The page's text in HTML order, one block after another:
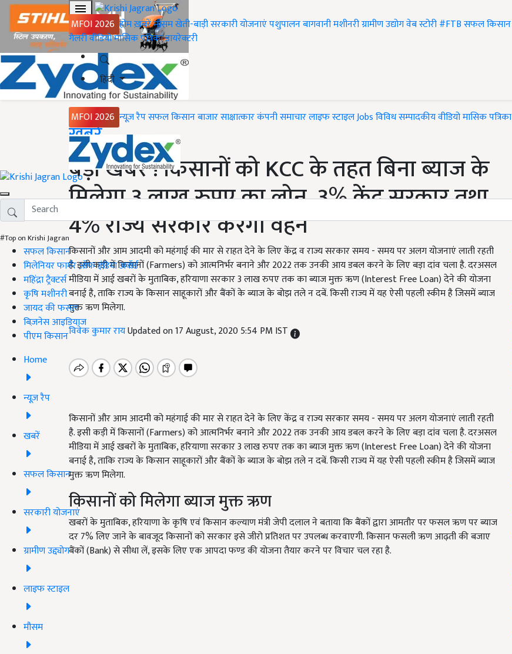
MFOI 2026 होमख़बरेंमौसमखेती-बाड़ीसरकारी योजनाएंपशुपालनबागवानीमशीनरीग्रामीण उद्योगवेब स्टोरी#FTBसफल किसान
गैलरीवीडियोमासिक पत्रिकाडायरेक्टरी
हिंदी
MFOI 2026 न्यूज़ रैपसफल किसानबाजारसाक्षात्कारकंपनी समाचारलाइफ स्टाइलJobsविविधसम्पादकीयवीडियोमासिक पत्रिका
#Top on Krishi Jagran
सफल किसान
मिलेनियर फार्मर ऑफ इंडिया अवॉर्ड
महिंद्रा ट्रैक्टर्स
कृषि मशीनरी
जायद की फसल
बिज़नेस आइडियाज
पीएम किसान
Home
न्यूज़ रैप
खबरें
सफल किसान
सरकारी योजनाएं
ग्रामीण उद्द्योग
लाइफ स्टाइल
मौसम
Home
ख़बरें
बड़ी खबर ! किसानों को KCC के तहत बिना ब्याज के
मिलेगा 3 लाख रुपए का लोन, 3% केंद्र सरकार तथा
4% राज्य सरकार करेगी वहन
किसानों और आम आदमी को महंगाई की मार से राहत देने के लिए केंद्र व राज्य सरकार समय - समय पर अलग योजनाएं लाती रहती
है. इसी कड़ी में किसानों (Farmers) को आत्मनिर्भर बनाने और 2022 तक उनकी आय डबल करने के लिए बड़ा दांव चला है. दरअसल
मीडिया में आई खबरों के मुताबिक, हरियाणा सरकार 3 लाख रुपए तक का ब्याज मुक्त ऋण (Interest Free Loan) देने की योजना
बनाई है, ताकि राज्य के किसान साहूकारों और बैंकों के ब्याज के बोझ तले न दबें. किसी राज्य में यह ऐसी पहली स्कीम है जिसमें ब्याज
मुक्त ऋण मिलेगा.
विवेक कुमार रायUpdated on 17 August, 2020 5:54 PM IST
किसानों और आम आदमी को महंगाई की मार से राहत देने के लिए केंद्र व राज्य सरकार समय - समय पर अलग योजनाएं लाती रहती
है. इसी कड़ी में किसानों (Farmers) को आत्मनिर्भर बनाने और 2022 तक उनकी आय डबल करने के लिए बड़ा दांव चला है. दरअसल
मीडिया में आई खबरों के मुताबिक, हरियाणा सरकार 3 लाख रुपए तक का ब्याज मुक्त ऋण (Interest Free Loan) देने की योजना
बनाई है, ताकि राज्य के किसान साहूकारों और बैंकों के ब्याज के बोझ तले न दबें. किसी राज्य में यह ऐसी पहली स्कीम है जिसमें ब्याज
मुक्त ऋण मिलेगा.
किसानों को मिलेगा ब्याज मुक्त ऋण
खबरों के मुताबिक, हरियाणा के कृषि एवं किसान कल्याण मंत्री जेपी दलाल ने बताया कि बैंकों द्वारा आमतौर पर फसल ऋण पर ब्याज
दर 7% लिए जाने के बावजूद किसानों को सरकार इसे जीरो प्रतिशत पर उपलब्ध करवाएगी. किसान फसली ऋण आढ़ती की बजाए
बैंकों (Bank) से सीधा लें, इसके लिए एक आपदा फण्ड की योजना तैयार करने पर विचार चल रहा है.